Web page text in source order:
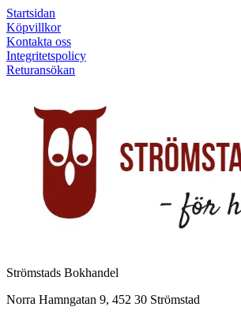
Startsidan
Köpvillkor
Kontakta oss
Integritetspolicy
Returansökan
Strömstads Bokhandel
Norra Hamngatan 9, 452 30 Strömstad